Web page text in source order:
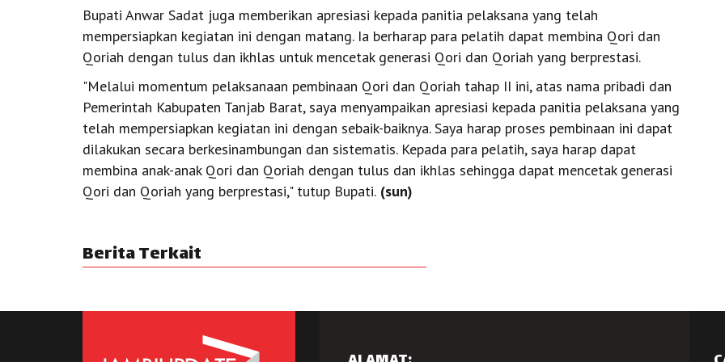
Bupati Anwar Sadat juga memberikan apresiasi kepada panitia pelaksana yang telah
mempersiapkan kegiatan ini dengan matang. Ia berharap para pelatih dapat membina Qori dan
Qoriah dengan tulus dan ikhlas untuk mencetak generasi Qori dan Qoriah yang berprestasi.
"Melalui momentum pelaksanaan pembinaan Qori dan Qoriah tahap II ini, atas nama pribadi dan
Pemerintah Kabupaten Tanjab Barat, saya menyampaikan apresiasi kepada panitia pelaksana yang
telah mempersiapkan kegiatan ini dengan sebaik-baiknya. Saya harap proses pembinaan ini dapat
dilakukan secara berkesinambungan dan sistematis. Kepada para pelatih, saya harap dapat
membina anak-anak Qori dan Qoriah dengan tulus dan ikhlas sehingga dapat mencetak generasi
Qori dan Qoriah yang berprestasi," tutup Bupati. (sun)
Berita Terkait